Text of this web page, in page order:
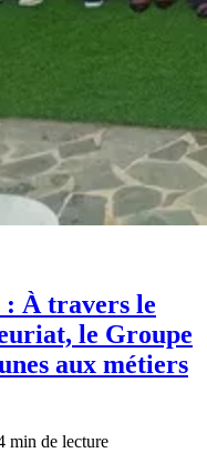
: À travers le
le Groupe
aux métiers
min de lecture